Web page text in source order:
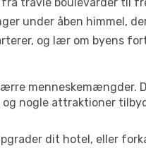
under åben himmel,
og lær om byens
menneskemængder.
nogle attraktioner
dit hotel, eller